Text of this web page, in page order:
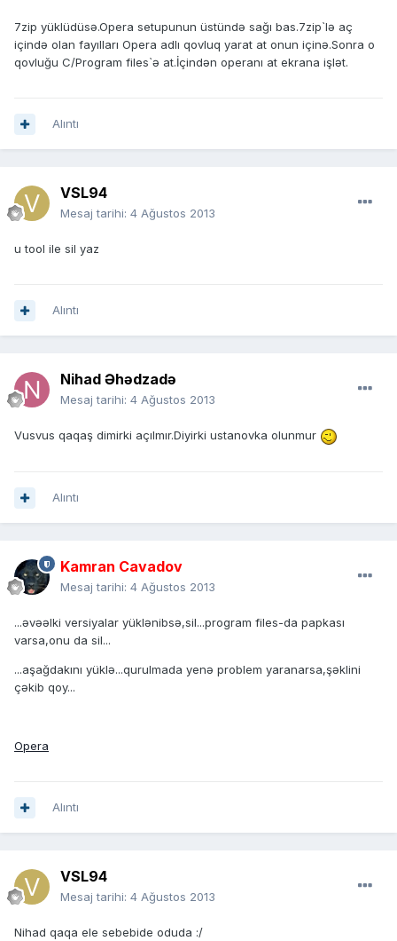
7zip yüklüdüsə.Opera setupunun üstündə sağı bas.7zip`lə aç
içində olan fayılları Opera adlı qovluq yarat at onun içinə.Sonra o
qovluğu C/Program files`ə at.İçindən operanı at ekrana işlət.
Alıntı
VSL94
Mesaj tarihi: 4 Ağustos 2013
u tool ile sil yaz
Alıntı
Nihad Əhədzadə
Mesaj tarihi: 4 Ağustos 2013
Vusvus qaqaş dimirki açılmır.Diyirki ustanovka olunmur
Alıntı
Kamran Cavadov
Mesaj tarihi: 4 Ağustos 2013
...əvəəlki versiyalar yüklənibsə,sil...program files-da papkası
varsa,onu da sil...
...aşağdakını yüklə...qurulmada yenə problem yaranarsa,şəklini
çəkib qoy...
Opera
Alıntı
VSL94
Mesaj tarihi: 4 Ağustos 2013
Nihad qaqa ele sebebide oduda :/